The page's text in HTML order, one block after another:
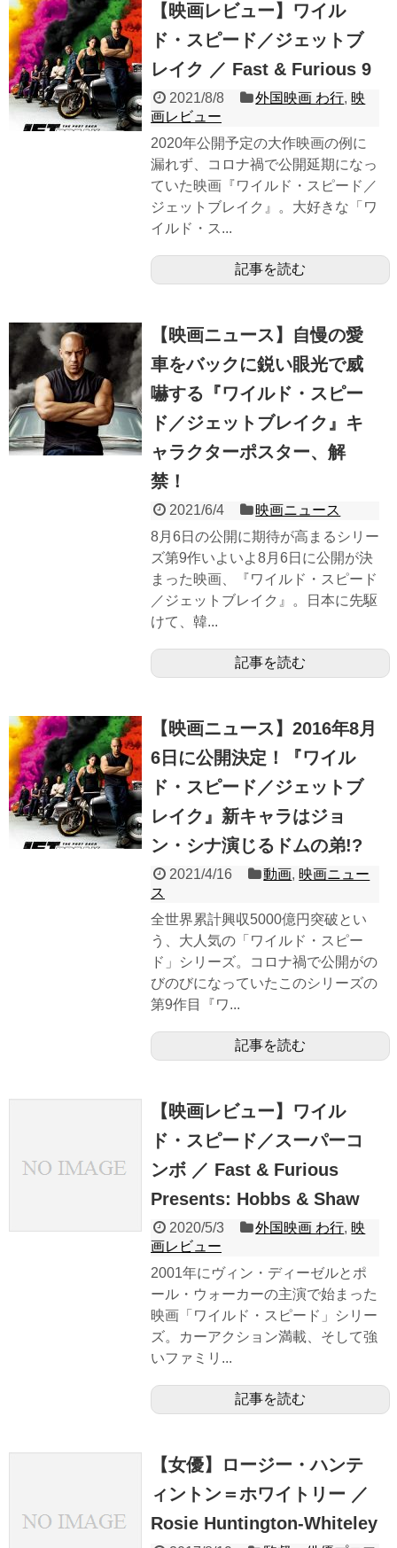
【映画レビュー】ワイル
ド・スピード／ジェットブ
レイク ／ Fast & Furious 9
2021/8/8 外国映画 わ行, 映
画レビュー
2020年公開予定の大作映画の例に
漏れず、コロナ禍で公開延期になっ
ていた映画『ワイルド・スピード／
ジェットブレイク』。大好きな「ワ
イルド・ス...
記事を読む
【映画ニュース】自慢の愛
車をバックに鋭い眼光で威
嚇する『ワイルド・スピー
ド／ジェットブレイク』キ
ャラクターポスター、解
禁！
2021/6/4
映画ニュース
8月6日の公開に期待が高まるシリー
ズ第9作いよいよ8月6日に公開が決
まった映画、『ワイルド・スピード
／ジェットブレイク』。日本に先駆
けて、韓...
記事を読む
【映画ニュース】2016年8月
6日に公開決定！『ワイル
ド・スピード／ジェットブ
レイク』新キャラはジョ
ン・シナ演じるドムの弟!?
2021/4/16 動画, 映画ニュー
ス
全世界累計興収5000億円突破とい
う、大人気の「ワイルド・スピー
ド」シリーズ。コロナ禍で公開がの
びのびになっていたこのシリーズの
第9作目『ワ...
記事を読む
【映画レビュー】ワイル
ド・スピード／スーパーコ
ンボ ／ Fast & Furious
Presents: Hobbs & Shaw
2020/5/3 外国映画 わ行, 映
画レビュー
2001年にヴィン・ディーゼルとポ
ール・ウォーカーの主演で始まった
映画「ワイルド・スピード」シリー
ズ。カーアクション満載、そして強
いファミリ...
記事を読む
【女優】ロージー・ハンテ
ィントン＝ホワイトリー ／
Rosie Huntington-Whiteley